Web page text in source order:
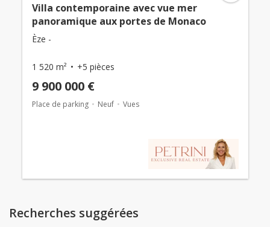
Villa contemporaine avec vue mer
panoramique aux portes de Monaco
Èze -
1 520 m² +5 pièces
9 900 000 €
Place de parking Neuf Vues
Recherches suggérées